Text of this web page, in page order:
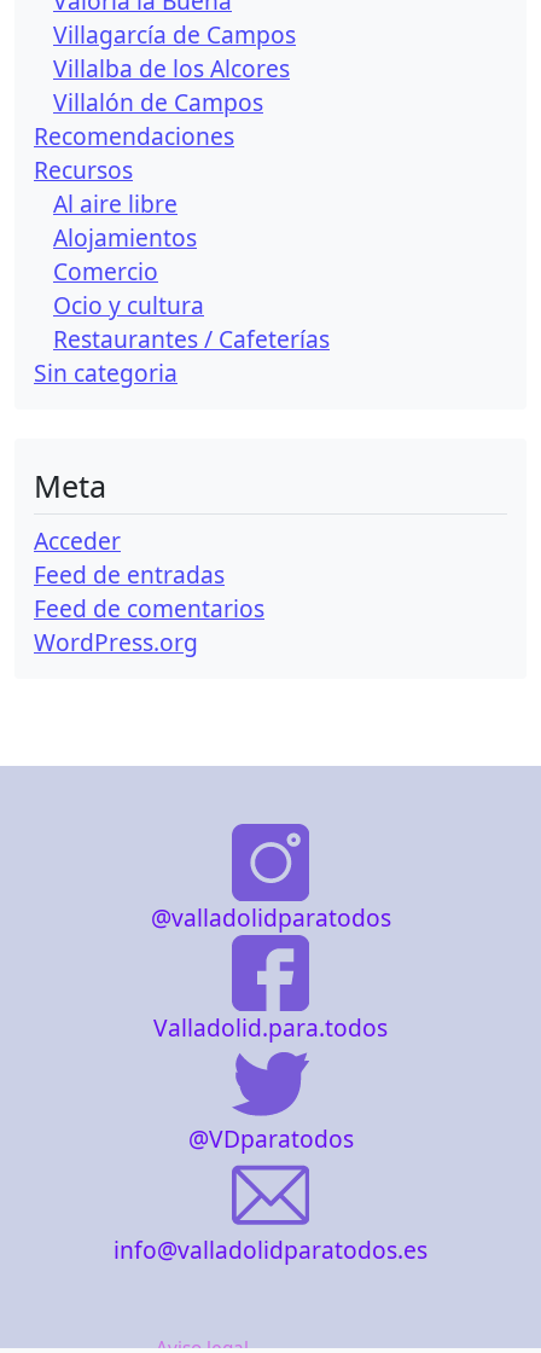
Villagarcía de Campos
Villalba de los Alcores
Villalón de Campos
Recomendaciones
Recursos
Al aire libre
Alojamientos
Comercio
Ocio y cultura
Restaurantes / Cafeterías
Sin categori­a
Meta
Acceder
Feed de entradas
Feed de comentarios
WordPress.org
@valladolidparatodos
Valladolid.para.todos
@VDparatodos
info@valladolidparatodos.es